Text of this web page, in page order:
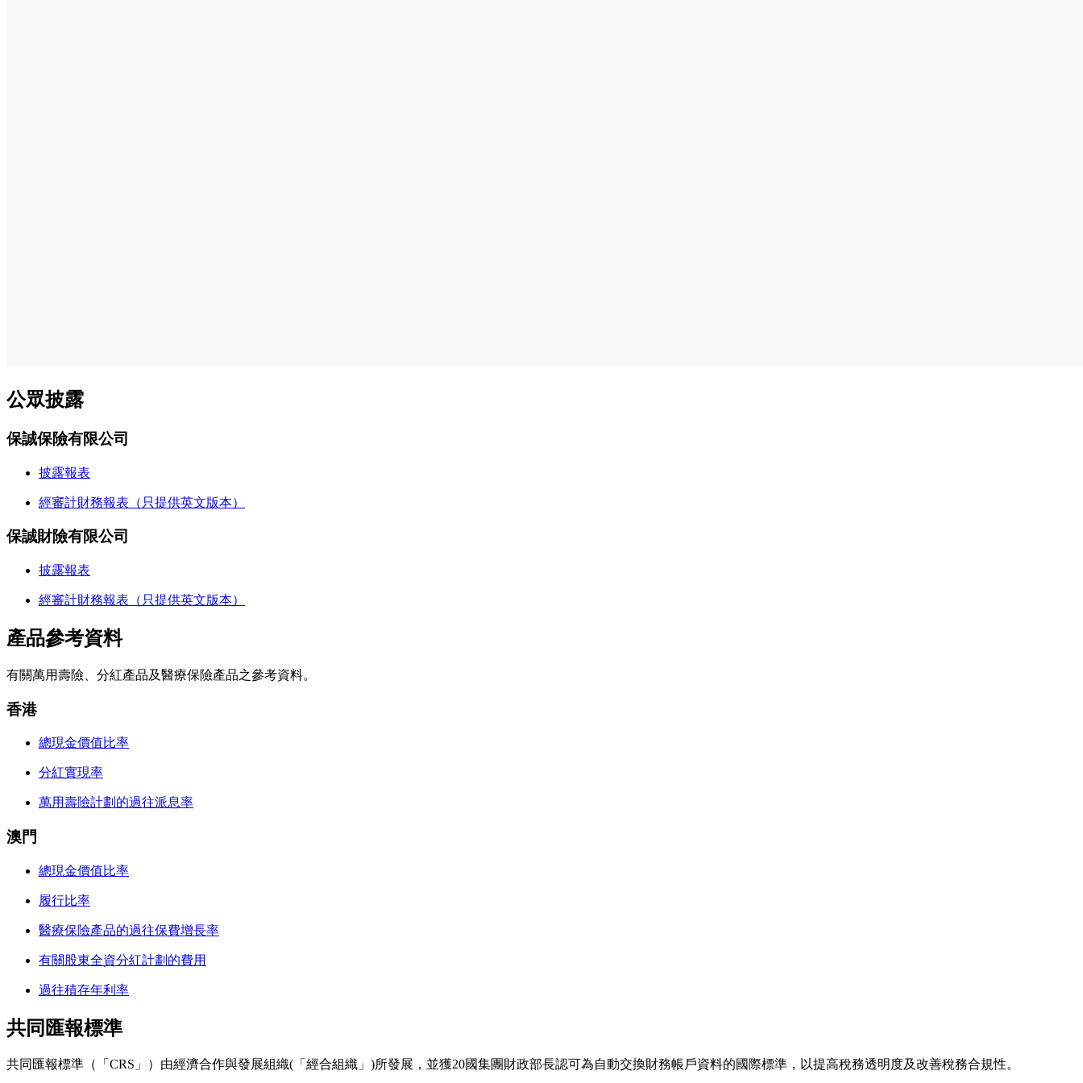
公眾披露
保誠保險有限公司
披露報表
經審計財務報表（只提供英文版本）
保誠財險有限公司
披露報表
經審計財務報表（只提供英文版本）
產品參考資料
有關萬用壽險、分紅產品及醫療保險產品之參考資料。
香港
總現金價值比率
分紅實現率
萬用壽險計劃的過往派息率
澳門
總現金價值比率
履行比率
醫療保險產品的過往保費增長率
有關股東全資分紅計劃的費用
過往積存年利率
共同匯報標準
共同匯報標準（「CRS」）由經濟合作與發展組織(「經合組織」)所發展，並獲20國集團財政部長認可為自動交換財務帳戶資料的國際標準，以提高稅務透明度及改善稅務合規性。